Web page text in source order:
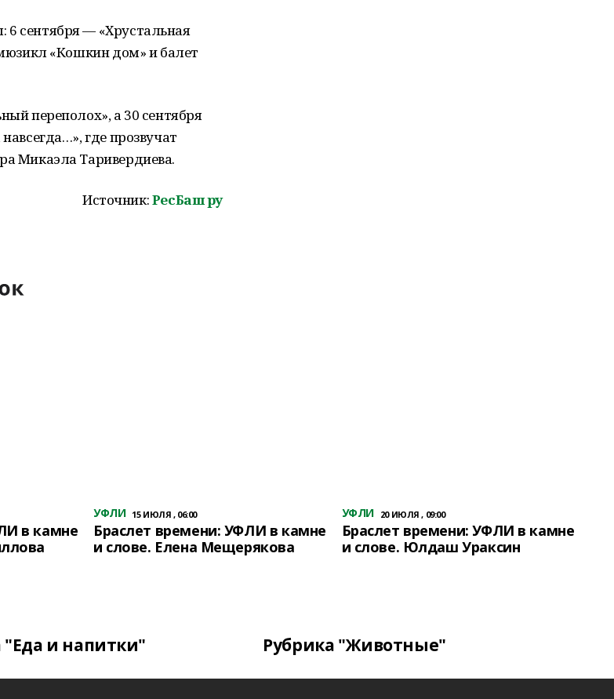
сентября — «Хрустальная
«Кошкин дом» и балет
переполох», а 30 сентября
где прозвучат
Микаэла Таривердиева.
Источник:РесБаш ру
в камне
УФЛИ 15 ИЮЛЯ , 06:00
Браслет времени: УФЛИ в камне
и слове. Елена Мещерякова
УФЛИ 20 ИЮЛЯ , 09:00
Браслет времени: УФЛИ в камне
и слове. Юлдаш Ураксин
"Еда и напитки" Рубрика "Животные"